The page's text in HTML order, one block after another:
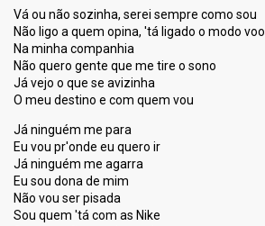
Vá ou não sozinha, serei sempre como sou
Não ligo a quem opina, 'tá ligado o modo voo
Na minha companhia
Não quero gente que me tire o sono
Já vejo o que se avizinha
O meu destino e com quem vou
Já ninguém me para
Eu vou pr'onde eu quero ir
Já ninguém me agarra
Eu sou dona de mim
Não vou ser pisada
Sou quem 'tá com as Nike